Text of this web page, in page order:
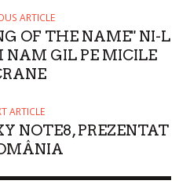
ARTICLE
OF THE NAME" NI-L
NAM GIL PE MICILE
ARTICLE
NOTE8, PREZENTAT